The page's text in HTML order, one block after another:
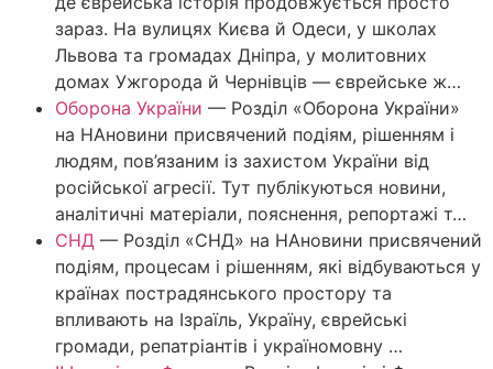
зараз. На вулицях Києва й Одеси, у школах
Львова та громадах Дніпра, у молитовних
домах Ужгорода й Чернівців — єврейське ж…
Оборона України — Розділ «Оборона України»
на НАновини присвячений подіям, рішенням і
людям, пов’язаним із захистом України від
російської агресії. Тут публікуються новини,
аналітичні матеріали, пояснення, репортажі т…
СНД — Розділ «СНД» на НАновини присвячений
подіям, процесам і рішенням, які відбуваються у
країнах пострадянського простору та
впливають на Ізраїль, Україну, єврейські
громади, репатріантів і україномовну …